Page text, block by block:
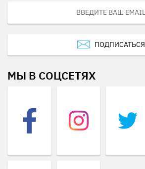
ПОДПИСАТЬСЯ
МЫ В СОЦСЕТЯХ